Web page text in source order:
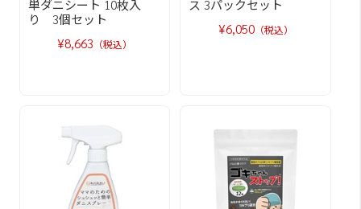
単ダニシート 10枚入
り 3個セット
¥8,663 （税込）
ス 3パックセット
¥6,050（税込）